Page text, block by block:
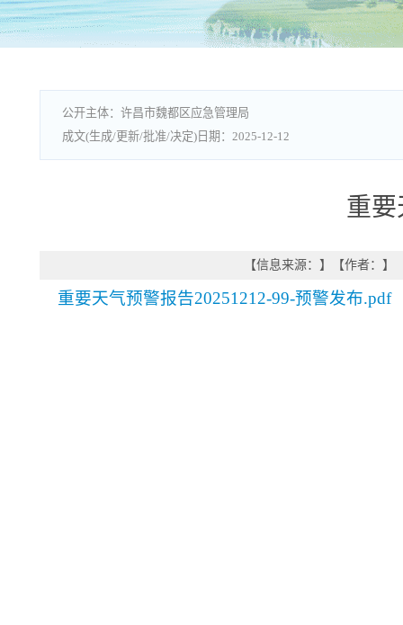
许昌市魏都区应急管理局
2025-12-12
重要
【信息来源： 】 【作者： 】
重要天气预警报告20251212-99-预警发布.pdf